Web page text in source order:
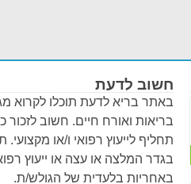
חשוב לדעת
באתר בריא לדעת תוכלו לקרוא
בריאות ואורח חיים. חשוב לזכור
תחליף לייעוץ רפואי ו/או
בגדר המלצה או עצה או ייעוץ
באחריות בלעדית של הגולש/ת.